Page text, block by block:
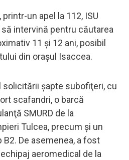
un apel la 112, ISU
intervină pentru căutarea
11 şi 12 ani, posibil
din oraşul Isaccea.
solicitării şapte subofiţeri, cu
scafandri, o barcă
SMURD de la
Tulcea, precum şi un
De asemenea, a fost
aeromedical de la